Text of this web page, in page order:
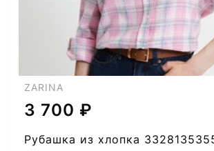
ZARINA
3 700 ₽
Рубашка из хлопка